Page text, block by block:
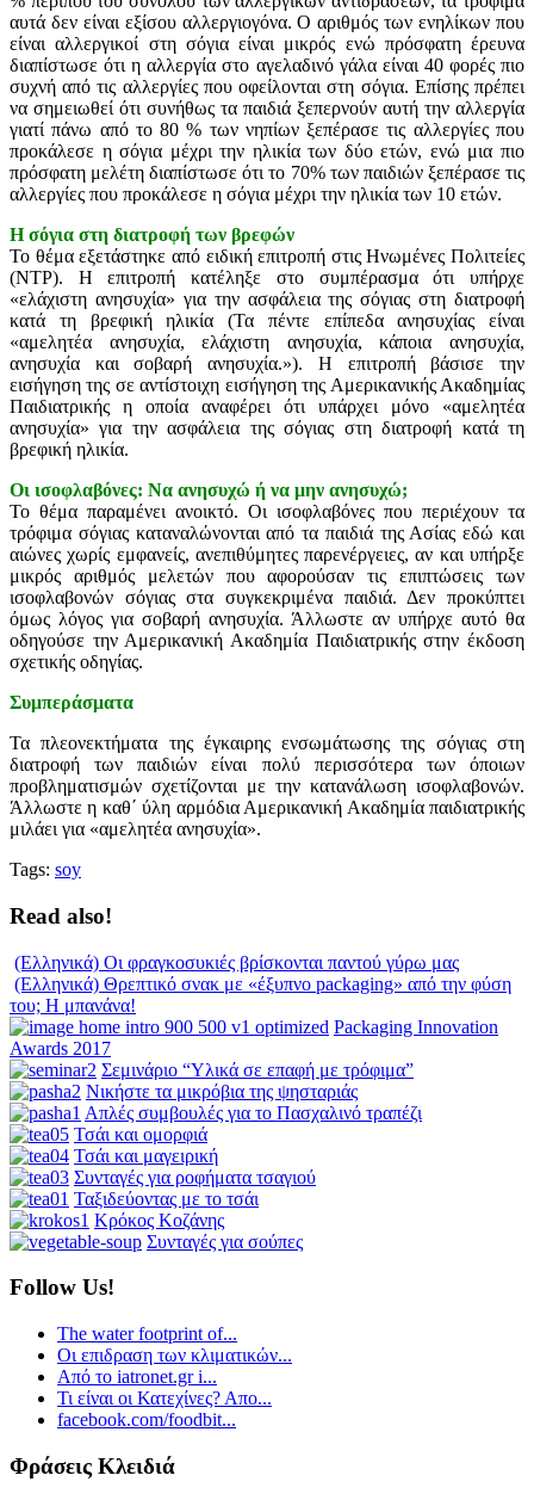
αυτά δεν είναι εξίσου αλλεργιογόνα. Ο αριθμός των ενηλίκων που
είναι αλλεργικοί στη σόγια είναι μικρός ενώ πρόσφατη έρευνα
διαπίστωσε ότι η αλλεργία στο αγελαδινό γάλα είναι 40 φορές πιο
συχνή από τις αλλεργίες που οφείλονται στη σόγια. Επίσης πρέπει
να σημειωθεί ότι συνήθως τα παιδιά ξεπερνούν αυτή την αλλεργία
γιατί πάνω από το 80 % των νηπίων ξεπέρασε τις αλλεργίες που
προκάλεσε η σόγια μέχρι την ηλικία των δύο ετών, ενώ μια πιο
πρόσφατη μελέτη διαπίστωσε ότι το 70% των παιδιών ξεπέρασε τις
αλλεργίες που προκάλεσε η σόγια μέχρι την ηλικία των 10 ετών.
Η σόγια στη διατροφή των βρεφών
Το θέμα εξετάστηκε από ειδική επιτροπή στις Ηνωμένες Πολιτείες
(ΝTP). Η επιτροπή κατέληξε στο συμπέρασμα ότι υπήρχε
«ελάχιστη ανησυχία» για την ασφάλεια της σόγιας στη διατροφή
κατά τη βρεφική ηλικία (Τα πέντε επίπεδα ανησυχίας είναι
«αμελητέα ανησυχία, ελάχιστη ανησυχία, κάποια ανησυχία,
ανησυχία και σοβαρή ανησυχία.»). Η επιτροπή βάσισε την
εισήγηση της σε αντίστοιχη εισήγηση της Αμερικανικής Ακαδημίας
Παιδιατρικής η οποία αναφέρει ότι υπάρχει μόνο «αμελητέα
ανησυχία» για την ασφάλεια της σόγιας στη διατροφή κατά τη
βρεφική ηλικία.
Οι ισοφλαβόνες: Να ανησυχώ ή να μην ανησυχώ;
Το θέμα παραμένει ανοικτό. Οι ισοφλαβόνες που περιέχουν τα
τρόφιμα σόγιας καταναλώνονται από τα παιδιά της Ασίας εδώ και
αιώνες χωρίς εμφανείς, ανεπιθύμητες παρενέργειες, αν και υπήρξε
μικρός αριθμός μελετών που αφορούσαν τις επιπτώσεις των
ισοφλαβονών σόγιας στα συγκεκριμένα παιδιά. Δεν προκύπτει
όμως λόγος για σοβαρή ανησυχία. Άλλωστε αν υπήρχε αυτό θα
οδηγούσε την Αμερικανική Ακαδημία Παιδιατρικής στην έκδοση
σχετικής οδηγίας.
Συμπεράσματα
Τα πλεονεκτήματα της έγκαιρης ενσωμάτωσης της σόγιας στη
διατροφή των παιδιών είναι πολύ περισσότερα των όποιων
προβληματισμών σχετίζονται με την κατανάλωση ισοφλαβονών.
Άλλωστε η καθ΄ ύλη αρμόδια Αμερικανική Ακαδημία παιδιατρικής
μιλάει για «αμελητέα ανησυχία».
Tags: soy
Read also!
(Ελληνικά) Οι φραγκοσυκιές βρίσκονται παντού γύρω μας
(Ελληνικά) Θρεπτικό σνακ με «έξυπνο packaging» από την φύση
του; Η μπανάνα!
Packaging Innovation
Awards 2017
Σεμινάριο “Υλικά σε επαφή με τρόφιμα”
Νικήστε τα μικρόβια της ψησταριάς
Απλές συμβουλές για το Πασχαλινό τραπέζι
Τσάι και ομορφιά
Τσάι και μαγειρική
Συνταγές για ροφήματα τσαγιού
Ταξιδεύοντας με το τσάι
Κρόκος Κοζάνης
Συνταγές για σούπες
Follow Us!
The water footprint of...
Οι επιδραση των κλιματικών...
Από το iatronet.gr i...
Τι είναι οι Κατεχίνες? Απο...
facebook.com/foodbit...
Φράσεις Κλειδιά